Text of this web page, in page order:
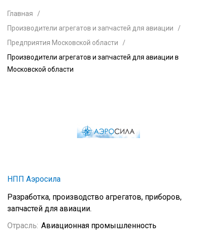
Главная
Производители агрегатов и запчастей для авиации
Предприятия Московской области
Производители агрегатов и запчастей для авиации в
Московской области
НПП Аэросила
Разработка, производство агрегатов, приборов,
запчастей для авиации.
Отрасль: Авиационная промышленность